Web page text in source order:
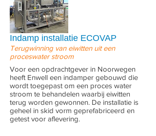
Indamp installatie ECOVAP
Terugwinning van eiwitten uit een
proceswater stroom
Voor een opdrachtgever in Noorwegen
heeft Enwell een indamper gebouwd die
wordt toegepast om een proces water
stroom te behandelen waarbij eiwitten
terug worden gewonnen. De installatie is
geheel in skid vorm geprefabriceerd en
getest voor aflevering.